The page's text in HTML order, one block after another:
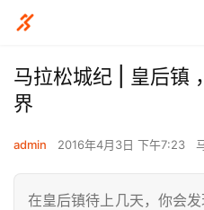
马拉松城纪 | 皇后镇
界
admin 2016年4月3日 下午7:23
在皇后镇待上几天，你会